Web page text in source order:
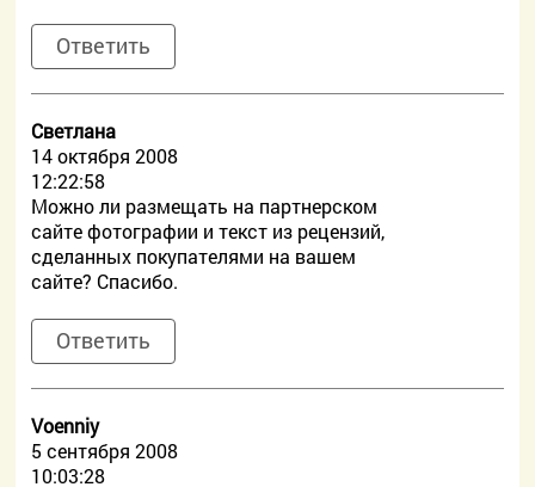
Ответить
Светлана
14 октября 2008
12:22:58
Можно ли размещать на партнерском
сайте фотографии и текст из рецензий,
сделанных покупателями на вашем
сайте? Спасибо.
Ответить
Voenniy
5 сентября 2008
10:03:28